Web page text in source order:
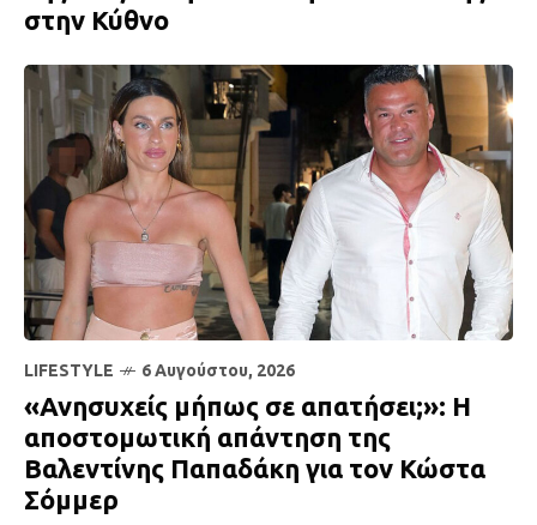
στην Κύθνο
LIFESTYLE 6 Αυγούστου, 2026
«Ανησυχείς μήπως σε απατήσει;»: Η
αποστομωτική απάντηση της
Βαλεντίνης Παπαδάκη για τον Κώστα
Σόμμερ